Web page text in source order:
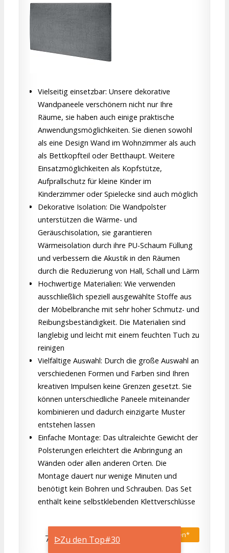
ᐅZu den Top#30
Vielseitig einsetzbar: Unsere dekorative
Wandpaneele verschönern nicht nur Ihre
Räume, sie haben auch einige praktische
Anwendungsmöglichkeiten. Sie dienen sowohl
als eine Design Wand im Wohnzimmer als auch
als Bettkopfteil oder Betthaupt. Weitere
Einsatzmöglichkeiten als Kopfstütze,
Aufprallschutz für kleine Kinder im
Kinderzimmer oder Spielecke sind auch möglich
Dekorative Isolation: Die Wandpolster
unterstützen die Wärme- und
Geräuschisolation, sie garantieren
Wärmeisolation durch ihre PU-Schaum Füllung
und verbessern die Akustik in den Räumen
durch die Reduzierung von Hall, Schall und Lärm
Hochwertige Materialien: Wie verwenden
ausschließlich speziell ausgewählte Stoffe aus
der Möbelbranche mit sehr hoher Schmutz- und
Reibungsbeständigkeit. Die Materialien sind
langlebig und leicht mit einem feuchten Tuch zu
reinigen
Vielfältige Auswahl: Durch die große Auswahl an
verschiedenen Formen und Farben sind Ihren
kreativen Impulsen keine Grenzen gesetzt. Sie
können unterschiedliche Paneele miteinander
kombinieren und dadurch einzigarte Muster
entstehen lassen
Einfache Montage: Das ultraleichte Gewicht der
Polsterungen erleichtert die Anbringung an
Wänden oder allen anderen Orten. Die
Montage dauert nur wenige Minuten und
benötigt kein Bohren und Schrauben. Das Set
enthält keine selbstklebenden Klettverschlüsse
Bei Amazon.de kaufen*
7,37 € (37%) €